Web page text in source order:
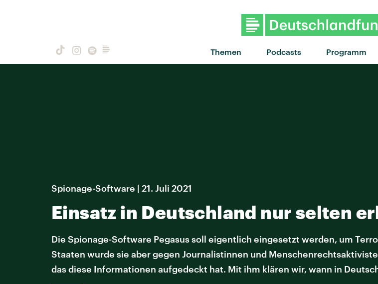
Themen Podcasts Programm
Spionage-Software | 21. Juli 2021
Einsatz in Deutschland nur selten
Die Spionage-Software Pegasus soll eigentlich eingesetzt werden, um
Staaten wurde sie aber gegen Journalistinnen und
das diese Informationen aufgedeckt hat. Mit ihm klären wir, wann in